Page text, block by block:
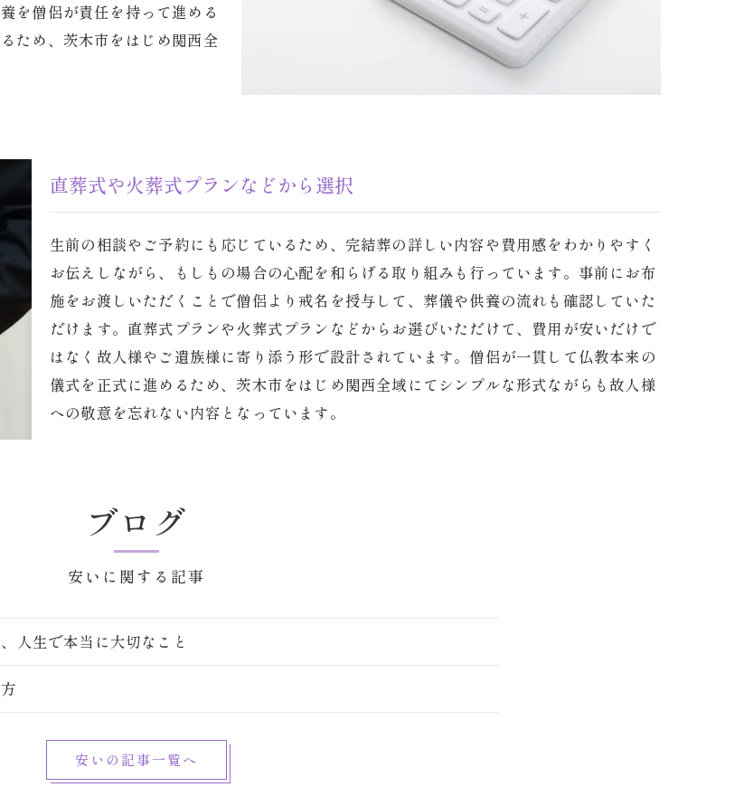
を僧侶が責任を持って進める
ため、茨木市をはじめ関西全
直葬式や火葬式プランなどから選択
生前の相談やご予約にも応じているため、完結葬の詳しい内容や費用感をわかりやすく
お伝えしながら、もしもの場合の心配を和らげる取り組みも行っています。事前にお布
施をお渡しいただくことで僧侶より戒名を授与して、葬儀や供養の流れも確認していた
だけます。直葬式プランや火葬式プランなどからお選びいただけて、費用が安いだけで
はなく故人様やご遺族様に寄り添う形で設計されています。僧侶が一貫して仏教本来の
儀式を正式に進めるため、茨木市をはじめ関西全域にてシンプルな形式ながらも故人様
への敬意を忘れない内容となっています。
ブログ
安いに関する記事
人生で本当に大切なこと
安いの記事一覧へ